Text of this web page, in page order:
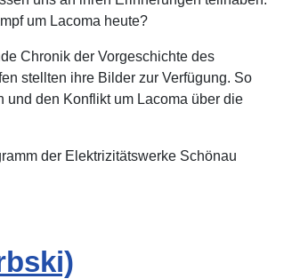
um Lacoma heute?
Chronik der Vorgeschichte des
stellten ihre Bilder zur Verfügung. So
den Konflikt um Lacoma über die
der Elektrizitätswerke Schönau